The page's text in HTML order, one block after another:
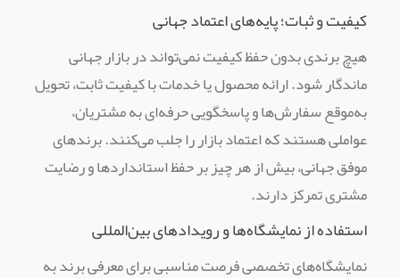
کیفیت و ثبات؛ پایه‌های اعتماد جهانی
هیچ برندی بدون حفظ کیفیت نمی‌تواند در بازار جهانی
ماندگار شود. ارائه محصول یا خدمات با کیفیت ثابت، تحویل
به‌موقع سفارش‌ها و پاسخگویی حرفه‌ای به مشتریان،
عواملی هستند که اعتماد بازار را جلب می‌کنند. برندهای
موفق جهانی، بیش از هر چیز بر حفظ استانداردها و رضایت
مشتری تمرکز دارند.
استفاده از نمایشگاه‌ها و رویدادهای بین‌المللی
نمایشگاه‌های تخصصی فرصت مناسبی برای معرفی برند به